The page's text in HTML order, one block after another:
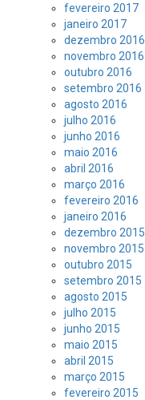
fevereiro 2017
janeiro 2017
dezembro 2016
novembro 2016
outubro 2016
setembro 2016
agosto 2016
julho 2016
junho 2016
maio 2016
abril 2016
março 2016
fevereiro 2016
janeiro 2016
dezembro 2015
novembro 2015
outubro 2015
setembro 2015
agosto 2015
julho 2015
junho 2015
maio 2015
abril 2015
março 2015
fevereiro 2015